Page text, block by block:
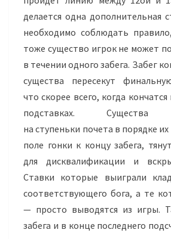
делается одна дополнительная
необходимо соблюдать
тоже существо игрок не может
в течении одного забега. Забег
существа пересекут
что скорее всего, когда
подставках. Существа
на ступеньки почета в порядке
поле гонки к концу забега,
для дисквалификации и
Ставки которые выиграли
соответствующего бога, а те
— просто выводятся из игры.
забега и в конце последнего